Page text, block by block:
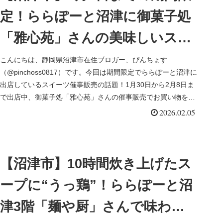
定！ららぽーと沼津に御菓子処
「雅心苑」さんの美味しいスイ
ーツ催事販売開催中
こんにちは、静岡県沼津市在住ブロガー、ぴんちょす
（@pinchoss0817）です。今回は期間限定でららぽーと沼津に
出店しているスイーツ催事販売の話題！1月30日から2月8日ま
で出店中、御菓子処「雅心苑」さんの催事販売でお買い物をし
2026.02.05
【沼津市】10時間炊き上げたス
ープに“うっ鶏”！ららぽーと沼
津3階「麺や厨」さんで味わう